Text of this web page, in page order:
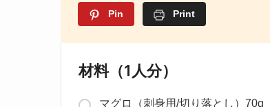
Pin Print
材料（1人分）
マグロ（刺身用/切り落とし）70g